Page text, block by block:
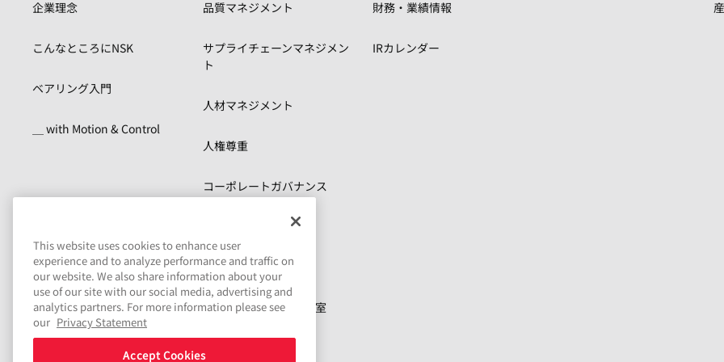
企業理念
こんなところにNSK
ベアリング入門
＿ with Motion & Control
品質マネジメント
サプライチェーンマネジメン
ト
人材マネジメント
人権尊重
コーポレートガバナンス
リスクマネジメント
コンプライアンス
サステナビリティ資料室
財務・業績情報
IRカレンダー
This website uses cookies to enhance user
experience and to analyze performance and traffic on
our website. We also share information about your
use of our site with our social media, advertising and
analytics partners. For more information please see
our Privacy Statement
Accept Cookies